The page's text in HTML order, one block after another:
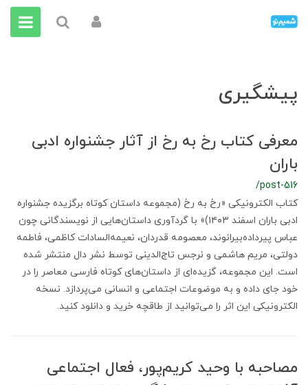
پیشگیری
معرفی کتاب رخ به رخ از آثار جشنواره ادبی
باران
/post-516
کتاب الکترونیکی «رخ به رخ (مجموعه داستان کوتاه برگزیده جشنواره
ادبی باران اسفند ۱۴۰۳)» با گردآوری داستان‌هایی از نویسندگانی چون
عباس پیرداده‌بیرانوند، معصومه قدردان، نعیمه‌السادات کاظمی، فاطمه
دولتی، مریم هاشمی و نرجس تاج‌الدینی توسط نشر دال منتشر شده
است. این مجموعه، گزیده‌ای از داستان‌های کوتاه فارسی معاصر را در
خود جای داده و به موضوعات اجتماعی و انسانی می‌پردازد. نسخه
الکترونیکی این اثر را می‌توانید از طاقچه خرید و دانلود کنید.
مصاحبه با وحید کریم‌پور، فعال اجتماعی